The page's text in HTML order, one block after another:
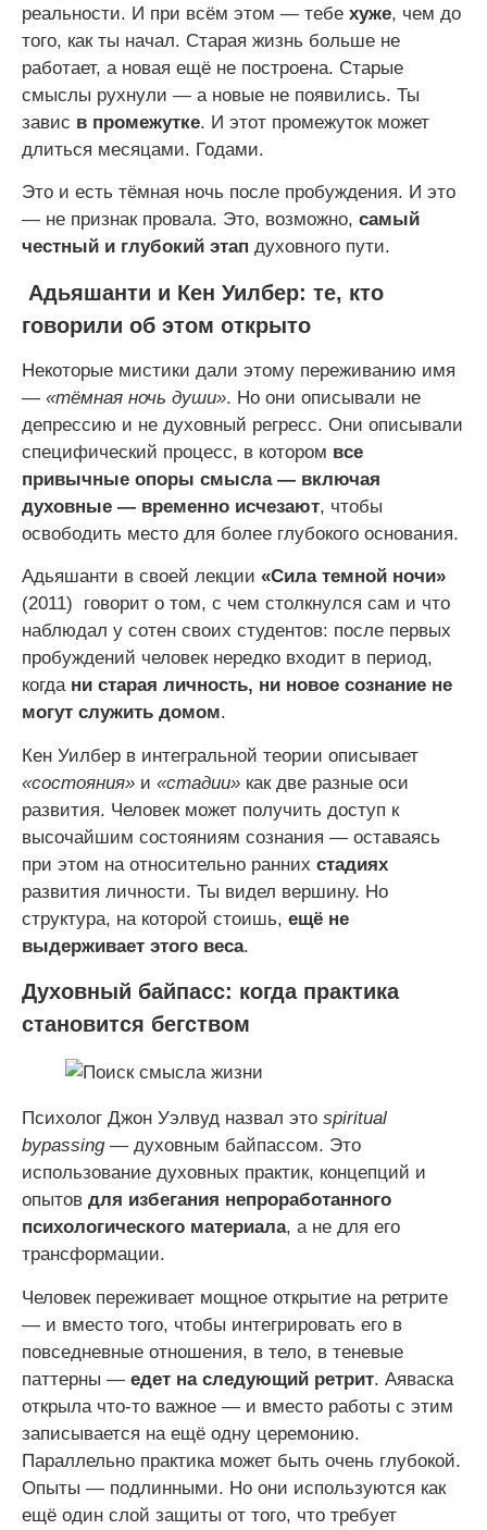
реальности. И при всём этом — тебе хуже, чем до
того, как ты начал. Старая жизнь больше не
работает, а новая ещё не построена. Старые
смыслы рухнули — а новые не появились. Ты
завис в промежутке. И этот промежуток может
длиться месяцами. Годами.
Это и есть тёмная ночь после пробуждения. И это
— не признак провала. Это, возможно, самый
честный и глубокий этап духовного пути.
Адьяшанти и Кен Уилбер: те, кто
говорили об этом открыто
Некоторые мистики дали этому переживанию имя
— «тёмная ночь души». Но они описывали не
депрессию и не духовный регресс. Они описывали
специфический процесс, в котором все
привычные опоры смысла — включая
духовные — временно исчезают, чтобы
освободить место для более глубокого основания.
Адьяшанти в своей лекции «Сила темной ночи»
(2011) говорит о том, с чем столкнулся сам и что
наблюдал у сотен своих студентов: после первых
пробуждений человек нередко входит в период,
когда ни старая личность, ни новое сознание не
могут служить домом.
Кен Уилбер в интегральной теории описывает
«состояния» и «стадии» как две разные оси
развития. Человек может получить доступ к
высочайшим состояниям сознания — оставаясь
при этом на относительно ранних стадиях
развития личности. Ты видел вершину. Но
структура, на которой стоишь, ещё не
выдерживает этого веса.
Духовный байпасс: когда практика
становится бегством
Психолог Джон Уэлвуд назвал это spiritual
bypassing— духовным байпассом. Это
использование духовных практик, концепций и
опытов для избегания непроработанного
психологического материала, а не для его
трансформации.
Человек переживает мощное открытие на ретрите
— и вместо того, чтобы интегрировать его в
повседневные отношения, в тело, в теневые
паттерны — едет на следующий ретрит. Аяваска
открыла что-то важное — и вместо работы с этим
записывается на ещё одну церемонию.
Параллельно практика может быть очень глубокой.
Опыты — подлинными. Но они используются как
ещё один слой защиты от того, что требует